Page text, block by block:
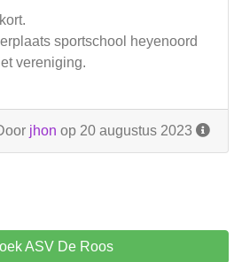
sportschool heyenoord
vereniging.
jhon op 20 augustus 2023
ASV De Roos